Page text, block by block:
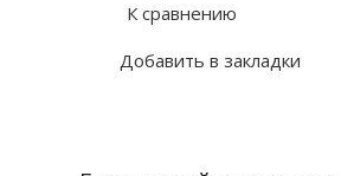
К сравнению
Добавить в закладки